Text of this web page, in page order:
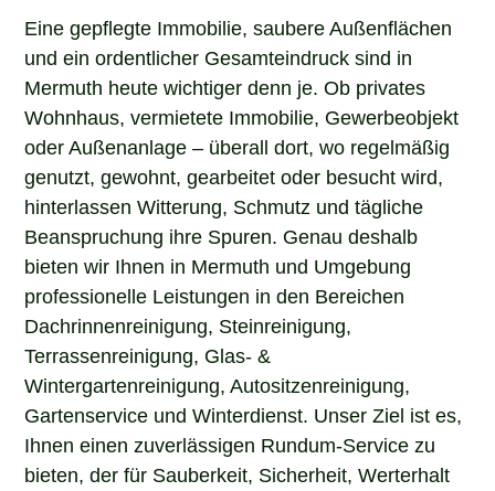
Eine gepflegte Immobilie, saubere Außenflächen
und ein ordentlicher Gesamteindruck sind in
Mermuth heute wichtiger denn je. Ob privates
Wohnhaus, vermietete Immobilie, Gewerbeobjekt
oder Außenanlage – überall dort, wo regelmäßig
genutzt, gewohnt, gearbeitet oder besucht wird,
hinterlassen Witterung, Schmutz und tägliche
Beanspruchung ihre Spuren. Genau deshalb
bieten wir Ihnen in Mermuth und Umgebung
professionelle Leistungen in den Bereichen
Dachrinnenreinigung, Steinreinigung,
Terrassenreinigung, Glas- &
Wintergartenreinigung, Autositzenreinigung,
Gartenservice und Winterdienst. Unser Ziel ist es,
Ihnen einen zuverlässigen Rundum-Service zu
bieten, der für Sauberkeit, Sicherheit, Werterhalt